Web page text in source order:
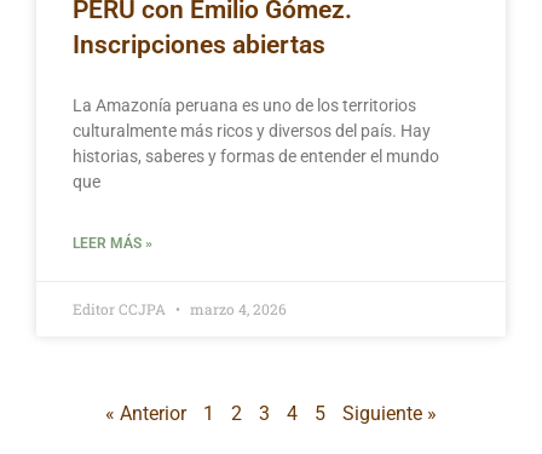
PERÚ con Emilio Gómez.
Inscripciones abiertas
La Amazonía peruana es uno de los territorios
culturalmente más ricos y diversos del país. Hay
historias, saberes y formas de entender el mundo
que
LEER MÁS »
Editor CCJPA marzo 4, 2026
« Anterior 1 2 3 4 5 Siguiente »